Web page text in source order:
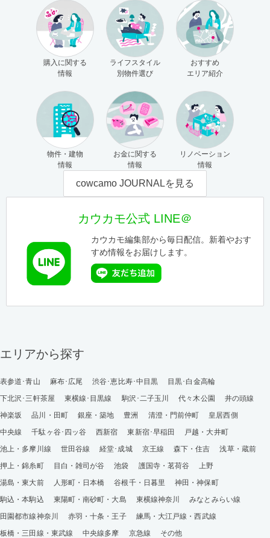
購入に関する
情報
ライフスタイル
別物件選び
おすすめ
エリア紹介
物件・建物
情報
お金に関する
情報
リノベーション
情報
cowcamo JOURNALを見る
カウカモ公式 LINE＠
カウカモ編集部から毎日配信。新着やおす
すめ情報をお届けします。
エリアから探す
表参道･青山 麻布･広尾 渋谷･恵比寿･中目黒
目黒･白金高輪
下北沢･三軒茶屋
東横線･目黒線 駒沢･二子玉川 代々木公園
井の頭線
神楽坂
品川・田町 銀座・築地 豊洲 清澄・門前仲町
皇居西側
中央線
千駄ヶ谷･四ッ谷 西新宿 東新宿･早稲田
戸越・大井町
池上・多摩川線
世田谷線 経堂･成城 京王線 森下・住吉
浅草・蔵前
押上・錦糸町
目白・雑司が谷 池袋 護国寺・茗荷谷
上野
湯島・東大前
人形町・日本橋 谷根千・日暮里
神田・神保町
駒込・本駒込
東陽町・南砂町・大島 東横線神奈川
みなとみらい線
田園都市線神奈川
赤羽・十条・王子
練馬・大江戸線・西武線
板橋・三田線・東武線
中央線多摩 京急線 その他